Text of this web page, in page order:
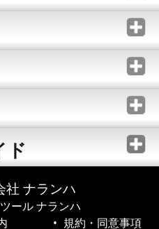
ド
社 ナランハ
ール ナランハ
規約・同意事項